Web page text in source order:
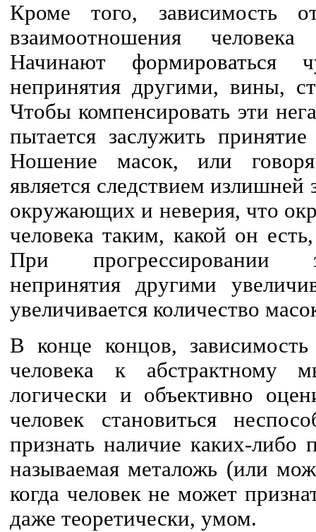
Кроме того, зависимость
взаимоотношения
Начинают формироваться
непринятия другими, вины,
Чтобы компенсировать эти
пытается заслужить
Ношение масок, или
является следствием
окружающих и неверия, что
человека таким, какой он
При прогрессировании
непринятия другими
увеличивается количество
В конце концов, зависимость
человека к абстрактному
логически и объективно
человек становиться
признать наличие каких-либо
называемая металожь (или
когда человек не может
даже теоретически, умом.